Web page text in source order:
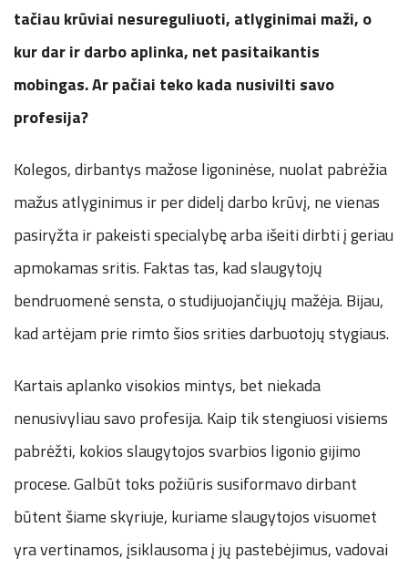
tačiau krūviai nesureguliuoti, atlyginimai maži, o
kur dar ir darbo aplinka, net pasitaikantis
mobingas. Ar pačiai teko kada nusivilti savo
profesija?
Kolegos, dirbantys mažose ligoninėse, nuolat pabrėžia
mažus atlyginimus ir per didelį darbo krūvį, ne vienas
pasiryžta ir pakeisti specialybę arba išeiti dirbti į geriau
apmokamas sritis. Faktas tas, kad slaugytojų
bendruomenė sensta, o studijuojančiųjų mažėja. Bijau,
kad artėjam prie rimto šios srities darbuotojų stygiaus.
Kartais aplanko visokios mintys, bet niekada
nenusivyliau savo profesija. Kaip tik stengiuosi visiems
pabrėžti, kokios slaugytojos svarbios ligonio gijimo
procese. Galbūt toks požiūris susiformavo dirbant
būtent šiame skyriuje, kuriame slaugytojos visuomet
yra vertinamos, įsiklausoma į jų pastebėjimus, vadovai